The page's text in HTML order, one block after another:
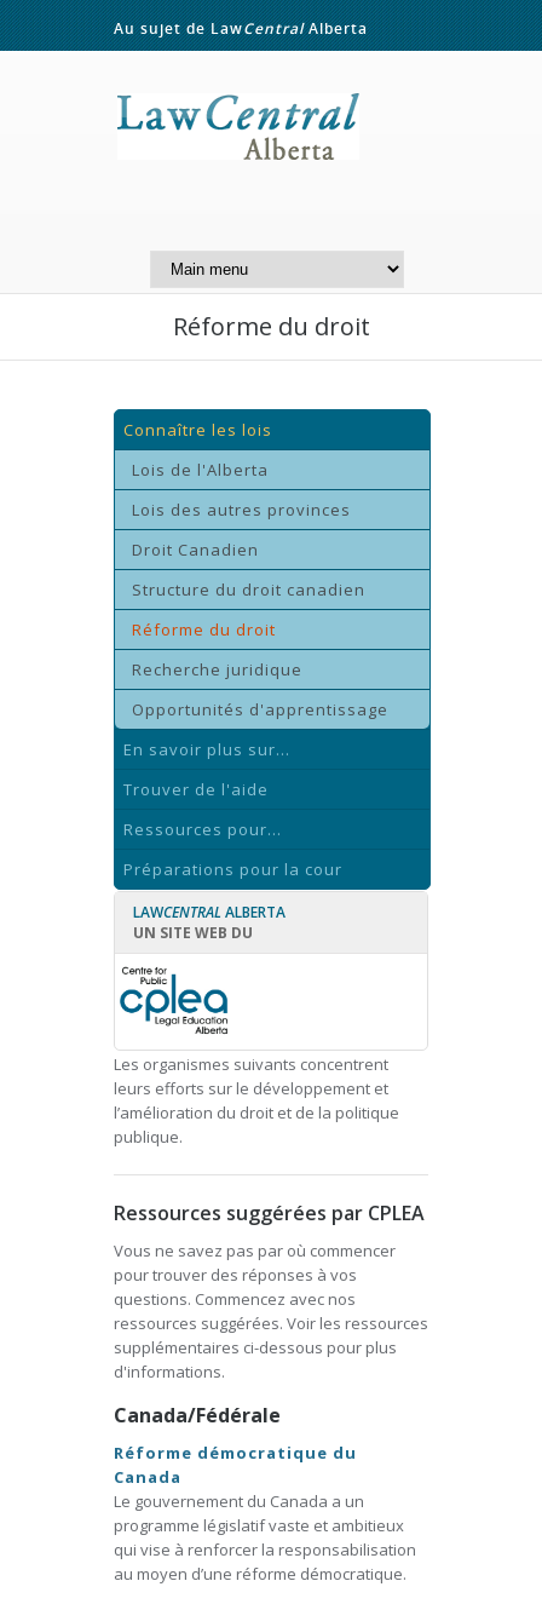
Au sujet de LawCentralAlberta
Réforme du droit
Connaître les lois
Lois de l'Alberta
Lois des autres provinces
Droit Canadien
Structure du droit canadien
Réforme du droit
Recherche juridique
Opportunités d'apprentissage
En savoir plus sur...
Trouver de l'aide
Ressources pour...
Préparations pour la cour
LAWCENTRAL ALBERTA
UN SITE WEB DU
Les organismes suivants concentrent
leurs efforts sur le développement et
l’amélioration du droit et de la politique
publique.
Ressources suggérées par CPLEA
Vous ne savez pas par où commencer
pour trouver des réponses à vos
questions. Commencez avec nos
ressources suggérées. Voir les ressources
supplémentaires ci-dessous pour plus
d'informations.
Canada/Fédérale
Réforme démocratique du
Canada
Le gouvernement du Canada a un
programme législatif vaste et ambitieux
qui vise à renforcer la responsabilisation
au moyen d’une réforme démocratique.